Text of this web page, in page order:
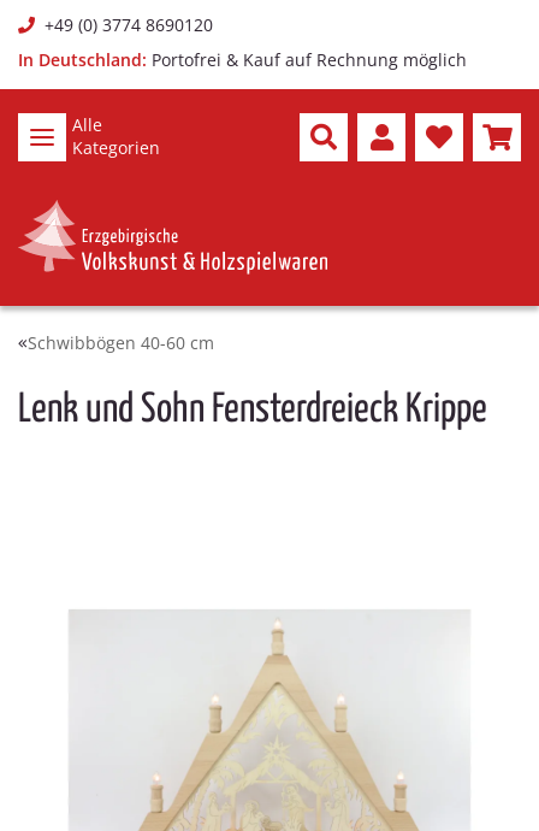
+49 (0) 3774 8690120
In Deutschland: Portofrei & Kauf auf Rechnung möglich
Alle
Kategorien
Schwibbögen 40-60 cm
Lenk und Sohn Fensterdreieck Krippe